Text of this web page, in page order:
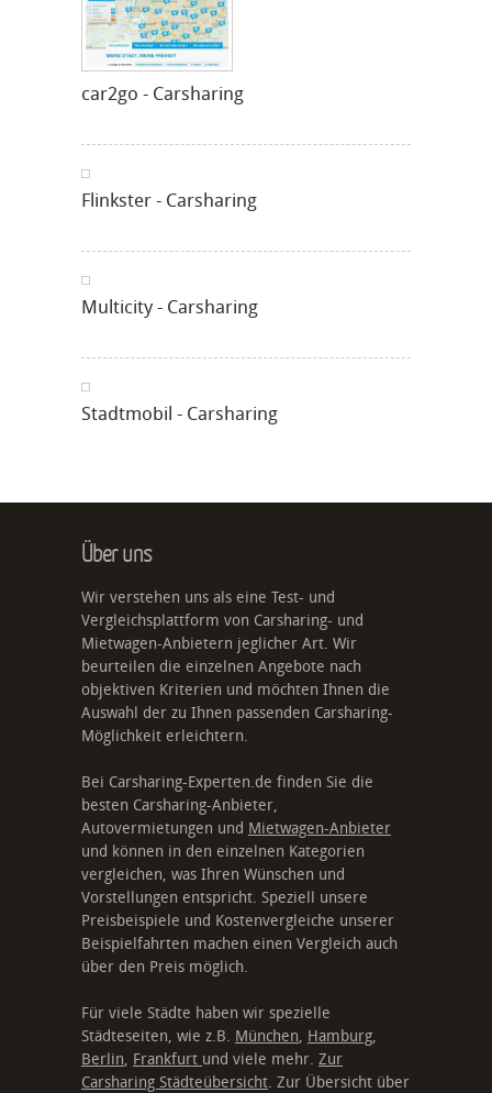
car2go - Carsharing
Flinkster - Carsharing
Multicity - Carsharing
Stadtmobil - Carsharing
Über uns
Wir verstehen uns als eine Test- und
Vergleichsplattform von Carsharing- und
Mietwagen-Anbietern jeglicher Art. Wir
beurteilen die einzelnen Angebote nach
objektiven Kriterien und möchten Ihnen die
Auswahl der zu Ihnen passenden Carsharing-
Möglichkeit erleichtern.
Bei Carsharing-Experten.de finden Sie die
besten Carsharing-Anbieter,
Autovermietungen und Mietwagen-Anbieter
und können in den einzelnen Kategorien
vergleichen, was Ihren Wünschen und
Vorstellungen entspricht. Speziell unsere
Preisbeispiele und Kostenvergleiche unserer
Beispielfahrten machen einen Vergleich auch
über den Preis möglich.
Für viele Städte haben wir spezielle
Städteseiten, wie z.B. München, Hamburg,
Berlin, Frankfurt und viele mehr. Zur
Carsharing Städteübersicht. Zur Übersicht über